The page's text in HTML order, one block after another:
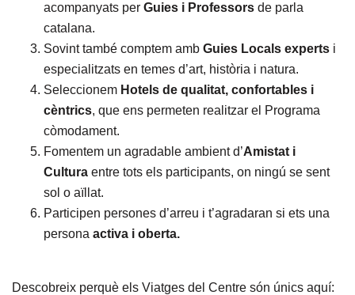
acompanyats per Guies i Professors de parla
catalana.
Sovint també comptem amb Guies Locals experts i
especialitzats en temes d’art, història i natura.
Seleccionem Hotels de qualitat, confortables i
cèntrics, que ens permeten realitzar el Programa
còmodament.
Fomentem un agradable ambient d’Amistat i
Cultura entre tots els participants, on ningú se sent
sol o aïllat.
Participen persones d’arreu i t’agradaran si ets una
persona activa i oberta.
Descobreix perquè els Viatges del Centre són únics aquí: